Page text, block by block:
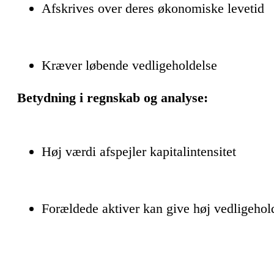
Afskrives over deres økonomiske levetid
Kræver løbende vedligeholdelse
Betydning i regnskab og analyse:
Høj værdi afspejler kapitalintensitet
Forældede aktiver kan give høj